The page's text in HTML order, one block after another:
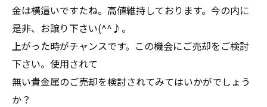
金は横這いですたね。高値維持しております。今の内に
是非、お譲り下さい(^^♪。
上がった時がチャンスです。この機会にご売却をご検討
下さい。使用されて
無い貴金属のご売却を検討されてみてはいかがでしょう
か？